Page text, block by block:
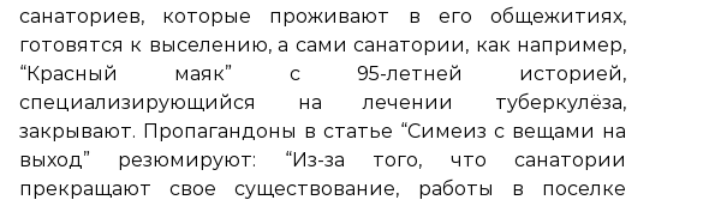
санаториев, которые проживают в его общежитиях,
готовятся к выселению, а сами санатории, как например,
“Красный маяк” с 95-летней историей,
специализирующийся на лечении туберкулёза,
закрывают. Пропагандоны в статье “Симеиз с вещами на
выход” резюмируют: “Из-за того, что санатории
прекращают свое существование, работы в поселке